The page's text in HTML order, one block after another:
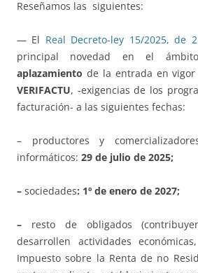
Reseñamos las siguientes:
— El Real Decreto-ley 15/2025, de
principal novedad en el
aplazamiento de la entrada en
VERIFACTU, -exigencias de los
facturación- a las siguientes fechas:
– productores y
informáticos: 29 de julio de 2025;
– sociedades: 1º de enero de 2027;
– resto de obligados
desarrollen actividades
Impuesto sobre la Renta de no